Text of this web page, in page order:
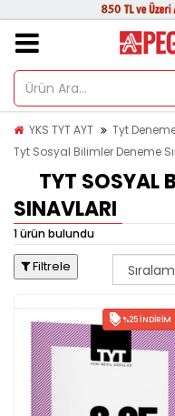
YKS TYT AYT
Tyt
Tyt Sosyal Bilimler Deneme
TYT SOSYAL
SINAVLARI
1 ürün bulundu
Filtrele
%25 İNDIRIM